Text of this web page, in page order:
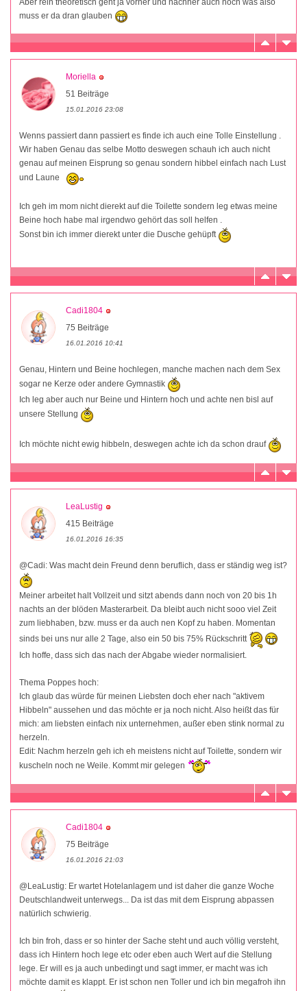
Aber rein theoretisch geht ja vorher und nachher auch noch was also
muss er da dran glauben
Moriella
51 Beiträge
15.01.2016 23:08
Wenns passiert dann passiert es finde ich auch eine Tolle Einstellung .
Wir haben Genau das selbe Motto deswegen schauh ich auch nicht
genau auf meinen Eisprung so genau sondern hibbel einfach nach Lust
und Laune
Ich geh im mom nicht dierekt auf die Toilette sondern leg etwas meine
Beine hoch habe mal irgendwo gehört das soll helfen .
Sonst bin ich immer dierekt unter die Dusche gehüpft
Cadi1804
75 Beiträge
16.01.2016 10:41
Genau, Hintern und Beine hochlegen, manche machen nach dem Sex
sogar ne Kerze oder andere Gymnastik
Ich leg aber auch nur Beine und Hintern hoch und achte nen bisl auf
unsere Stellung
Ich möchte nicht ewig hibbeln, deswegen achte ich da schon drauf
LeaLustig
415 Beiträge
16.01.2016 16:35
@Cadi: Was macht dein Freund denn beruflich, dass er ständig weg ist?
Meiner arbeitet halt Vollzeit und sitzt abends dann noch von 20 bis 1h
nachts an der blöden Masterarbeit. Da bleibt auch nicht sooo viel Zeit
zum liebhaben, bzw. muss er da auch nen Kopf zu haben. Momentan
sinds bei uns nur alle 2 Tage, also ein 50 bis 75% Rückschritt
Ich hoffe, dass sich das nach der Abgabe wieder normalisiert.
Thema Poppes hoch:
Ich glaub das würde für meinen Liebsten doch eher nach "aktivem
Hibbeln" aussehen und das möchte er ja noch nicht. Also heißt das für
mich: am liebsten einfach nix unternehmen, außer eben stink normal zu
herzeln.
Edit: Nachm herzeln geh ich eh meistens nicht auf Toilette, sondern wir
kuscheln noch ne Weile. Kommt mir gelegen
Cadi1804
75 Beiträge
16.01.2016 21:03
@LeaLustig: Er wartet Hotelanlagem und ist daher die ganze Woche
Deutschlandweit unterwegs... Da ist das mit dem Eisprung abpassen
natürlich schwierig.
Ich bin froh, dass er so hinter der Sache steht und auch völlig versteht,
dass ich Hintern hoch lege etc oder eben auch Wert auf die Stellung
lege. Er will es ja auch unbedingt und sagt immer, er macht was ich
möchte damit es klappt. Er ist schon nen Toller und ich bin megafroh ihn